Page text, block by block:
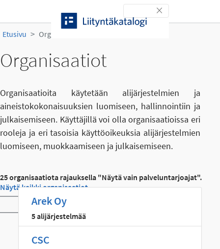
Toggle navigation
Etusivu Organisaatiot
Organisaatiot
Organisaatioita käytetään alijärjestelmien ja
aineistokokonaisuuksien luomiseen, hallinnointiin ja
julkaisemiseen. Käyttäjillä voi olla organisaatioissa eri
rooleja ja eri tasoisia käyttöoikeuksia alijärjestelmien
luomiseen, muokkaamiseen ja julkaisemiseen.
25 organisaatiota rajauksella "Näytä vain palveluntarjoajat".
Näytä kaikki organisaatiot
Toggle navigation
Arek Oy
5 alijärjestelmää
CSC